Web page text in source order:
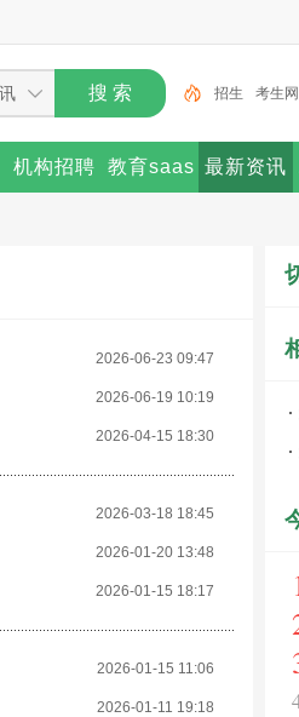
招生 考生网
生 北京
机构招聘 教育saas 最新资讯
2026-06-23 09:47
2026-06-19 10:19
2026-04-15 18:30
2026-03-18 18:45
2026-01-20 13:48
2026-01-15 18:17
2026-01-15 11:06
2026-01-11 19:18